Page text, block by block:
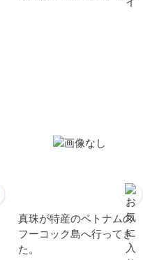
真珠が特産のベトナムの
フーコック島へ行ってき
た。